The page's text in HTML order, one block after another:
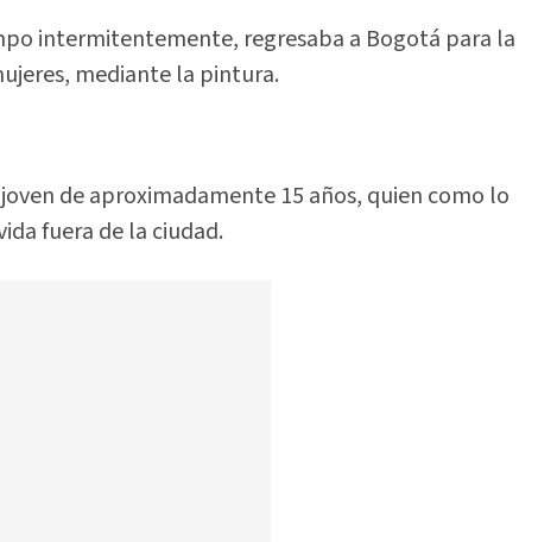
intermitentemente, regresaba a Bogotá para la
mediante la pintura.
de aproximadamente 15 años, quien como lo
fuera de la ciudad.